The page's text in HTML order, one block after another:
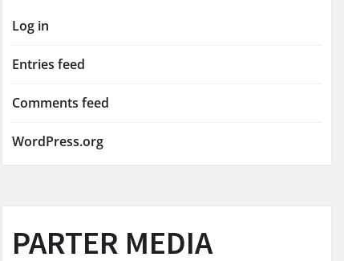
Log in
Entries feed
Comments feed
WordPress.org
PARTER MEDIA